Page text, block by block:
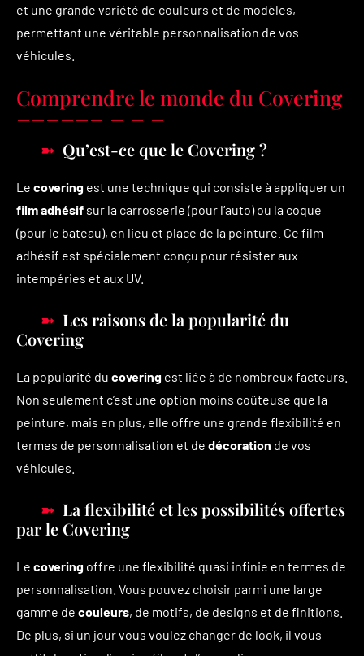
et une grande variété de couleurs et de modèles,
permettant une véritable personnalisation de vos
véhicules.
Comprendre le monde du Covering
Qu’est-ce que le Covering ?
Le covering est une technique qui consiste à appliquer un
film adhésif sur la carrosserie (pour l’auto) ou la coque
(pour le bateau), en lieu et place de la peinture. Ce film
adhésif est spécialement conçu pour résister aux
intempéries et aux UV.
Les raisons de la popularité du
Covering
La popularité du covering est liée à de nombreux facteurs.
Non seulement c’est une option moins coûteuse que la
peinture, mais en plus, elle offre une grande flexibilité en
termes de personnalisation et de décoration de vos
véhicules.
La flexibilité et les possibilités offertes
par le Covering
Le covering offre une flexibilité quasi infinie en termes de
personnalisation. Vous pouvez choisir parmi une large
gamme de couleurs, de motifs, de designs et de finitions.
De plus, si un jour vous voulez changer de look, il vous